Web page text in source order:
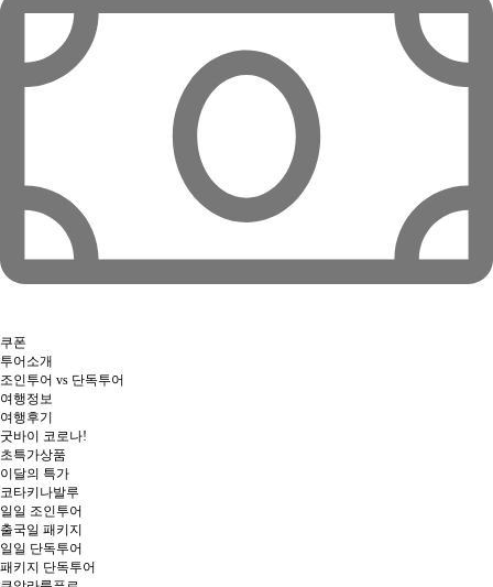
쿠폰
투어소개
조인투어 vs 단독투어
여행정보
여행후기
굿바이 코로나!
초특가상품
이달의 특가
코타키나발루
일일 조인투어
출국일 패키지
일일 단독투어
패키지 단독투어